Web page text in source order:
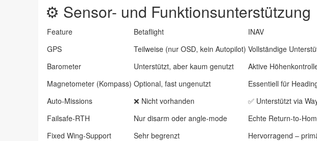
⚙️ Sensor- und Funktionsunterstützung
Feature Betaflight
INAV
GPS
Teilweise (nur OSD, kein Autopilot) Vollständige
Barometer
Unterstützt, aber kaum genutzt
Aktive
Magnetometer (Kompass) Optional, fast ungenutzt
Essentiell für
Auto-Missions
❌ Nicht vorhanden
✅ Unterstützt via
Failsafe-RTH
Nur disarm oder angle-mode
Echte Return-to-
Fixed Wing-Support
Sehr begrenzt Hervorragend –